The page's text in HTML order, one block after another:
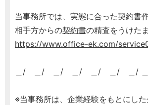
当事務所では、実態に合った契約書
相手方からの契約書の精査をうけた
https://www.office-ek.com/
＿/ ＿/ ＿/ ＿/ ＿/ ＿/ ＿/
※当事務所は、企業経験をもとにし